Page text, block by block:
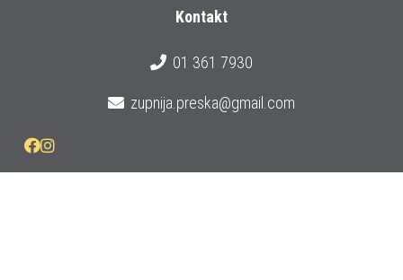
Kontakt
01 361 7930
zupnija.preska@gmail.com